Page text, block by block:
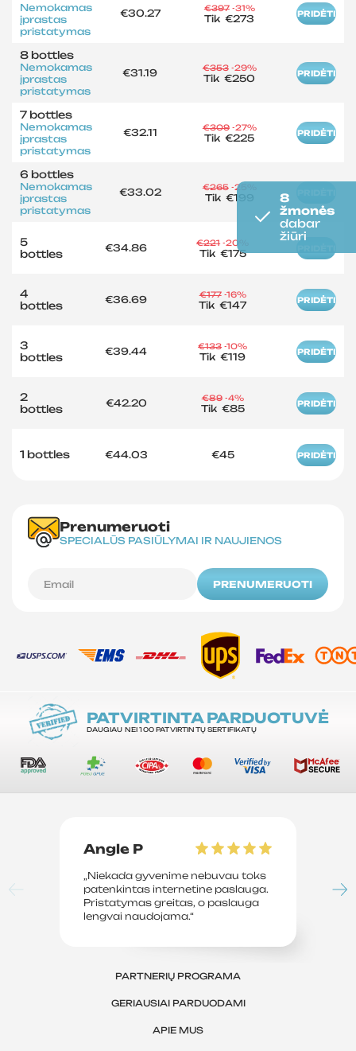
Nemokamas
įprastas
pristatymas
€30.27 €397 -31%
Tik€273 PRIDĖTI
8 bottles
Nemokamas
įprastas
pristatymas
€31.19 €353 -29%
Tik€250 PRIDĖTI
7 bottles
Nemokamas
įprastas
pristatymas
€32.11 €309 -27%
Tik€225 PRIDĖTI
6 bottles
Nemokamas
įprastas
pristatymas
€33.02 €265 -25%
Tik €199
5
bottles
€34.86 €221 -20%
Tik €175
4
bottles
€36.69 €177 -16%
Tik€147 PRIDĖTI
3
bottles
€39.44 €133 -10%
Tik€119 PRIDĖTI
2
bottles
€42.20 €89 -4%
Tik €85 PRIDĖTI
1 bottles €44.03 €45 PRIDĖTI
Prenumeruoti
SPECIALŪS PASIŪLYMAI IR NAUJIENOS
PRENUMERUOTI
PATVIRTINTA PARDUOTUVĖ
DAUGIAU NEI 100 PATVIRTINTŲ SERTIFIKATŲ
Angle P
„Niekada gyvenime nebuvau toks
patenkintas internetine paslauga.
Pristatymas greitas, o paslauga
lengvai naudojama.“
PARTNERIŲ PROGRAMA
GERIAUSIAI PARDUODAMI
APIE MUS
8
žmonės
dabar
žiūri